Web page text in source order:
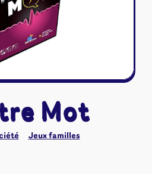
Mythos
Autres
de jeu
Mot
Jeux familles